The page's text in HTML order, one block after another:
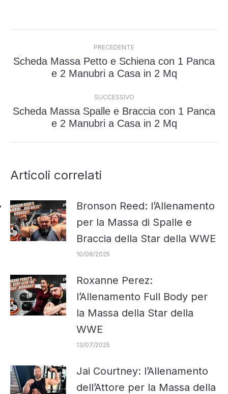
tra
PRECEDENTE
Post
Scheda Massa Petto e Schiena con 1 Panca
e 2 Manubri a Casa in 2 Mq
SUCCESSIVO
Prossimo
Scheda Massa Spalle e Braccia con 1 Panca
e 2 Manubri a Casa in 2 Mq
Articoli correlati
Bronson Reed: l’Allenamento
per la Massa di Spalle e
Braccia della Star della WWE
10/08/2025
Roxanne Perez:
l’Allenamento Full Body per
la Massa della Star della
WWE
13/07/2025
Jai Courtney: l’Allenamento
dell’Attore per la Massa della